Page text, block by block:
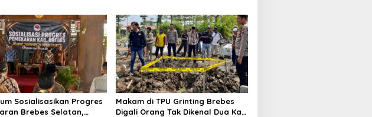
Innova Hantam Pohon di
Bantarkawung
Sosialisasikan Progres
Brebes Selatan,
Makam di TPU Grinting Brebes
Digali Orang Tak Dikenal Dua Kali,